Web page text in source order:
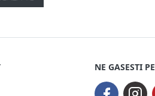
NE GASESTI PE